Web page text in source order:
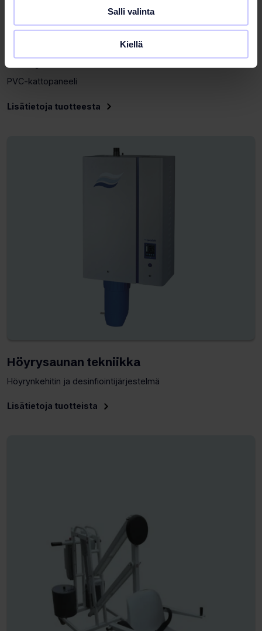
Salli valinta
Kiellä
Elämyssuihku
PVC-kattopaneeli
Lisätietoja tuotteesta
Höyrysaunan tekniikka
Höyrynkehitin ja desinfiointijärjestelmä
Lisätietoja tuotteista